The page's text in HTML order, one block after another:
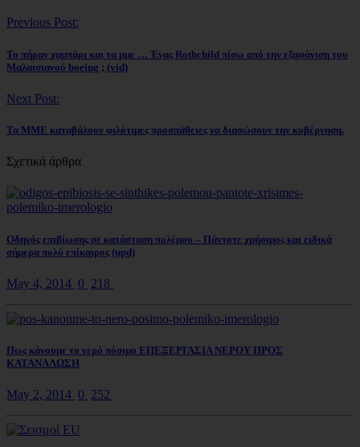
Previous Post:
Το πήραν χαμπάρι και τα μμε … Ένας Rothchild πίσω από την εξαφάνιση του
Μαλαισιανού boeing ; (vid)
Next Post:
Τα ΜΜΕ καταβάλουν φιλότιμες προσπάθειες να διασώσουν την κυβέρνηση.
Σχετικά άρθρα
Οδηγός επιβίωσης σε κατάσταση πολέμου – Πάντοτε χρήσιμος και ειδικά
σήμερα πολύ επίκαιρος (upd)
May 4, 2014 0 218
Πως κάνουμε το νερό πόσιμο ΕΠΕΞΕΡΓΑΣΙΑ ΝΕΡΟΥ ΠΡΟΣ
ΚΑΤΑΝΑΛΩΣΗ
May 2, 2014 0 252